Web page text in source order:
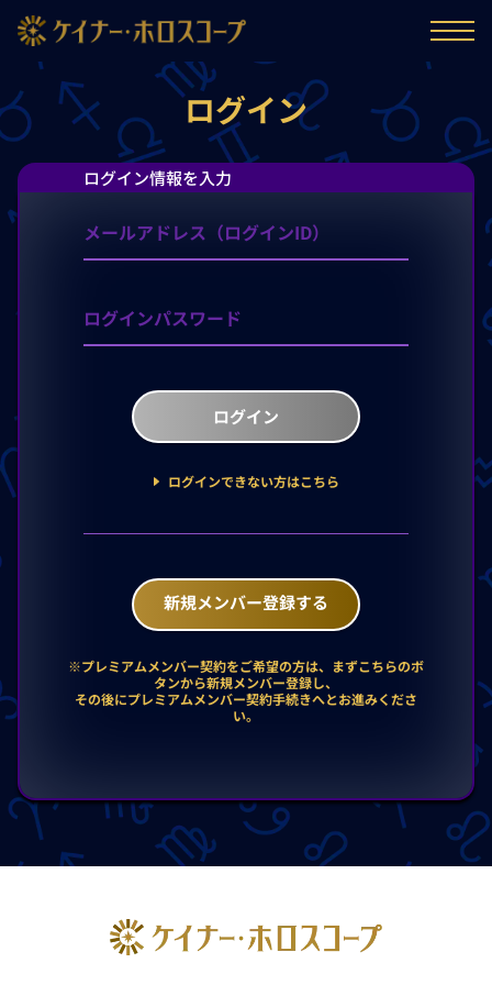
ログイン
ログイン情報を入力
ログイン
ログインできない方はこちら
新規メンバー登録する
※プレミアムメンバー契約をご希望の方は、まずこちらのボ
タンから新規メンバー登録し、
その後にプレミアムメンバー契約手続きへとお進みくださ
い。